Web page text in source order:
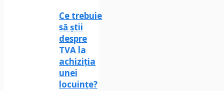
Ce trebuie
să știi
despre
TVA la
achiziția
unei
locuințe?